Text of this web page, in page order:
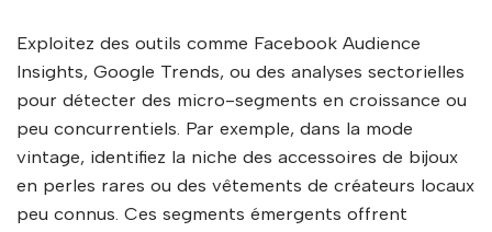
Exploitez des outils comme Facebook Audience
Insights, Google Trends, ou des analyses sectorielles
pour détecter des micro-segments en croissance ou
peu concurrentiels. Par exemple, dans la mode
vintage, identifiez la niche des accessoires de bijoux
en perles rares ou des vêtements de créateurs locaux
peu connus. Ces segments émergents offrent